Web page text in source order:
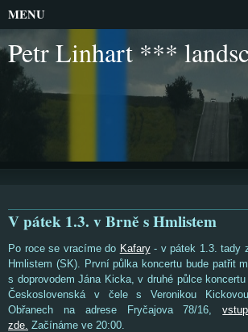
Petr Linhart ***
V pátek 1.3. v Brně s Hmlistem
Po roce se vracíme do Kafary- v pátek 1.3. tady
Hmlistem (SK). První půlka koncertu bude patřit
s doprovodem Jána Kicka, v druhé půlce
Československá v čele s Veronikou
Obřanech na adrese Fryčajova 78/16,
zde. Začínáme ve 20:00.
MENU